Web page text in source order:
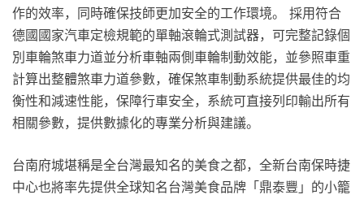
作的效率，同時確保技師更加安全的工作環境。 採用符合
德國國家汽車定檢規範的單軸滾輪式測試器，可完整記錄個
別車輪煞車力道並分析車軸兩側車輪制動效能，並參照車重
計算出整體煞車力道參數，確保煞車制動系統提供最佳的均
衡性和減速性能，保障行車安全，系統可直接列印輸出所有
相關參數，提供數據化的專業分析與建議。
台南府城堪稱是全台灣最知名的美食之都，全新台南保時捷
中心也將率先提供全球知名台灣美食品牌「鼎泰豐」的小籠